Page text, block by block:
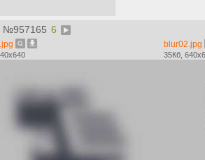
№957165 6
blur02.jpg
35Кб,